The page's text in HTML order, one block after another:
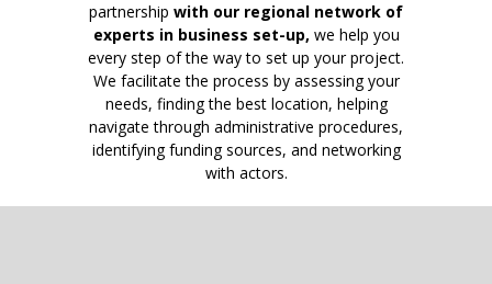
partnership with our regional network of
experts in business set-up, we help you
every step of the way to set up your project.
We facilitate the process by assessing your
needs, finding the best location, helping
navigate through administrative procedures,
identifying funding sources, and networking
with actors.